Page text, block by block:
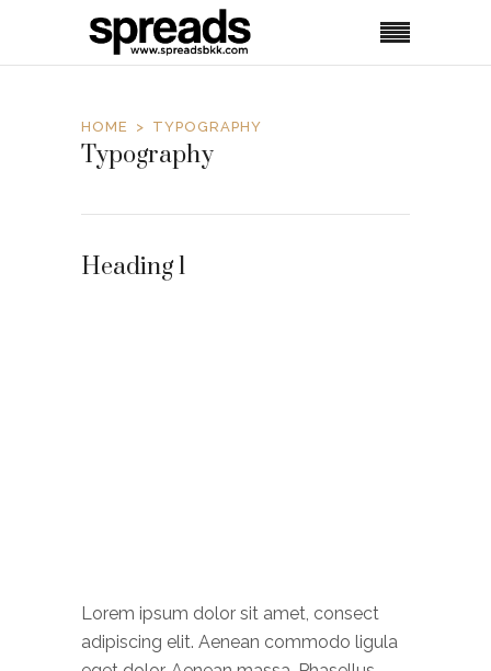
HOME TYPOGRAPHY
Typography
Heading 1
Lorem ipsum dolor sit amet, consect
adipiscing elit. Aenean commodo ligula